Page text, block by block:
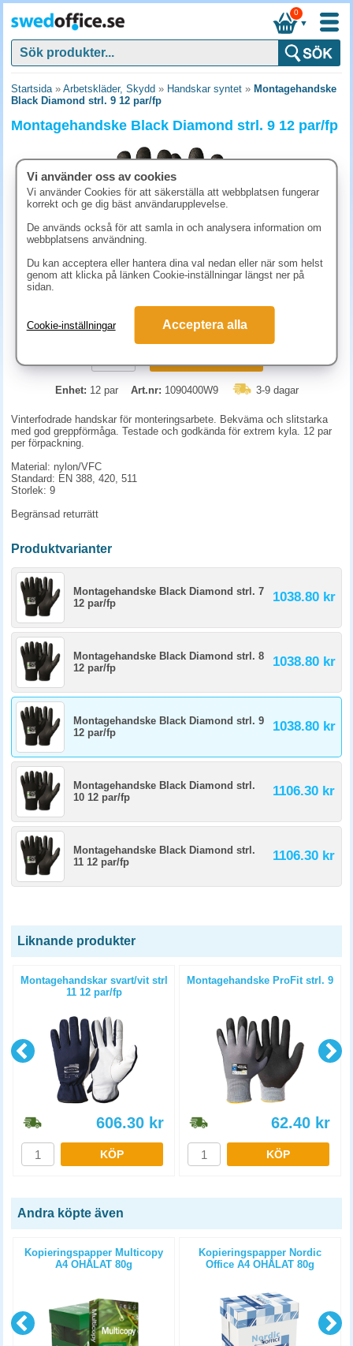
▼
0
Startsida» Arbetskläder, Skydd » Handskar syntet » Montagehandske
Black Diamond strl. 9 12 par/fp
Montagehandske Black Diamond strl. 9 12 par/fp
1038.80 kr (inkl. moms)
Enhet: 12 par Art.nr: 1090400W9 3-9 dagar
Vinterfodrade handskar för monteringsarbete. Bekväma och slitstarka
med god greppförmåga. Testade och godkända för extrem kyla. 12 par
per förpackning.
Material: nylon/VFC
Standard: EN 388, 420, 511
Storlek: 9
Begränsad returrätt
Produktvarianter
Montagehandske Black Diamond strl. 7
12 par/fp
1038.80 kr
Montagehandske Black Diamond strl. 8
12 par/fp
1038.80 kr
Montagehandske Black Diamond strl. 9
12 par/fp
1038.80 kr
Montagehandske Black Diamond strl.
10 12 par/fp
1106.30 kr
Montagehandske Black Diamond strl.
11 12 par/fp
1106.30 kr
Liknande produkter
Montagehandskar svart/vit strl
11 12 par/fp
606.30 kr
KÖP
Montagehandske ProFit strl. 9
62.40 kr
KÖP
Andra köpte även
Kopieringspapper Multicopy
A4 OHÅLAT 80g
Kopieringspapper Nordic
Office A4 OHÅLAT 80g
Vi använder oss av cookies
Vi använder Cookies för att säkerställa att webbplatsen fungerar
korrekt och ge dig bäst användarupplevelse.
De används också för att samla in och analysera information om
webbplatsens användning.
Du kan acceptera eller hantera dina val nedan eller när som helst
genom att klicka på länken Cookie-inställningar längst ner på
sidan.
Cookie-inställningar Acceptera alla